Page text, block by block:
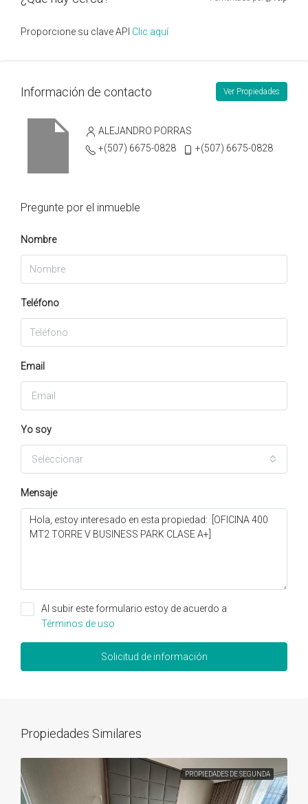
Proporcione su clave API Clic aquí
Información de contacto Ver Propiedades
ALEJANDRO PORRAS
+(507) 6675-0828
+(507) 6675-0828
Pregunte por el inmueble
Nombre
Teléfono
Email
Yo soy
Seleccionar
Mensaje
Al subir este formulario estoy de acuerdo a
Términos de uso
Solicitud de información
Propiedades Similares
PROPIEDADES DE SEGUNDA